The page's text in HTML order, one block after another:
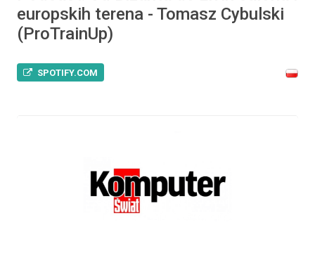
europskih terena - Tomasz Cybulski
(ProTrainUp)
SPOTIFY.COM